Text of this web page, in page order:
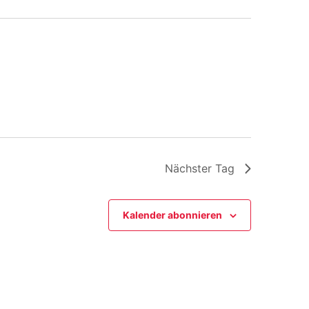
Nächster Tag
Kalender abonnieren